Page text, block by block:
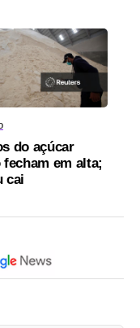
do açúcar
fecham em alta;
cai